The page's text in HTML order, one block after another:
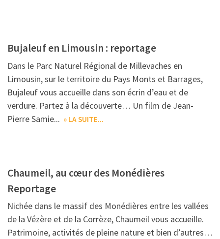
Bujaleuf en Limousin : reportage
Dans le Parc Naturel Régional de Millevaches en
Limousin, sur le territoire du Pays Monts et Barrages,
Bujaleuf vous accueille dans son écrin d’eau et de
verdure. Partez à la découverte… Un film de Jean-
Pierre Samie... » LA SUITE...
Chaumeil, au cœur des Monédières
Reportage
Nichée dans le massif des Monédières entre les vallées
de la Vézère et de la Corrèze, Chaumeil vous accueille.
Patrimoine, activités de pleine nature et bien d’autres…